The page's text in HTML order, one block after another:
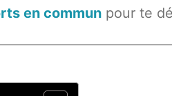
en communpour te